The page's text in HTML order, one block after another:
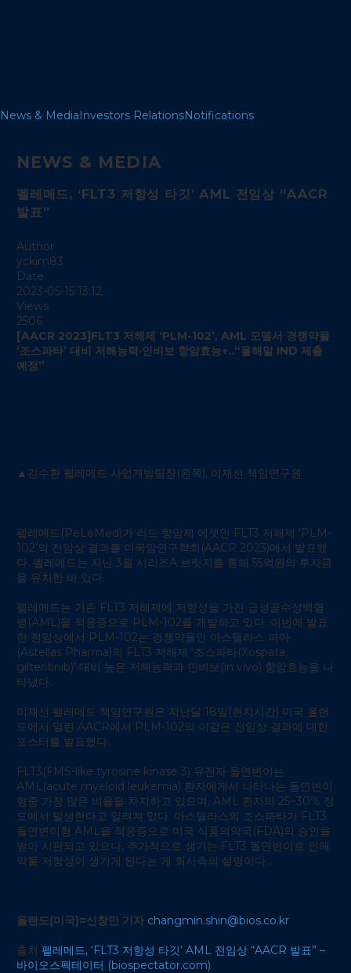
News & MediaInvestors RelationsNotifications
NEWS & MEDIA
펠레메드, ‘FLT3 저항성 타깃’ AML 전임상 “AACR
발표”
Author
yckim83
Date
2023-05-15 13:12
Views
2506
[AACR 2023]FLT3 저해제 ‘PLM-102’, AML 모델서 경쟁약물
‘조스파타’ 대비 저해능력·인비보 항암효능↑..“올해말 IND 제출
예정”
▲김수환 펠레메드 사업개발팀장(왼쪽), 이재선 책임연구원
펠레메드(PeLeMed)가 리드 항암제 에셋인 FLT3 저해제 ‘PLM-
102’의 전임상 결과를 미국암연구학회(AACR 2023)에서 발표했
다. 펠레메드는 지난 3월 시리즈A 브릿지를 통해 55억원의 투자금
을 유치한 바 있다.
펠레메드는 기존 FLT3 저해제에 저항성을 가진 급성골수성백혈
병(AML)을 적응증으로 PLM-102를 개발하고 있다. 이번에 발표
한 전임상에서 PLM-102는 경쟁약물인 아스텔라스 파마
(Astellas Pharma)의 FLT3 저해제 ‘조스파타(Xospata,
gilteritinib)’ 대비 높은 저해능력과 인비보(in vivo) 항암효능을 나
타냈다.
이재선 펠레메드 책임연구원은 지난달 18일(현지시간) 미국 올랜
도에서 열린 AACR에서 PLM-102의 이같은 전임상 결과에 대한
포스터를 발표했다.
FLT3(FMS-like tyrosine kinase 3) 유전자 돌연변이는
AML(acute myeloid leukemia) 환자에게서 나타나는 돌연변이
형중 가장 많은 비율을 차지하고 있으며, AML 환자의 25~30% 정
도에서 발생한다고 알려져 있다. 아스텔라스의 조스파타가 FLT3
돌연변이형 AML을 적응증으로 미국 식품의약국(FDA)의 승인을
받아 시판되고 있으나, 추가적으로 생기는 FLT3 돌연변이로 인해
약물 저항성이 생기게 된다는 게 회사측의 설명이다…
올랜도(미국)=신창민 기자 changmin.shin@bios.co.kr
출처 펠레메드, ‘FLT3 저항성 타깃’ AML 전임상 “AACR 발표” –
바이오스펙테이터 (biospectator.com)